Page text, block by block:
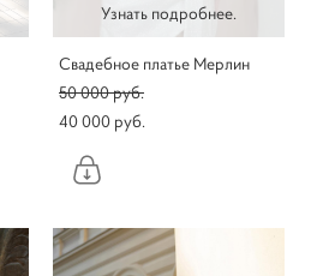
Узнать подробнее.
Свадебное платье Мерлин
50 000 pуб.
40 000 pуб.